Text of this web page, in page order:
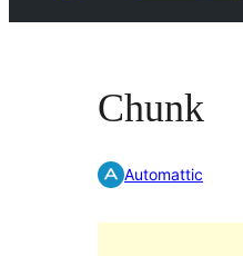
Chunk
Automattic